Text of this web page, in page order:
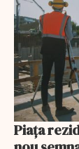
Piața